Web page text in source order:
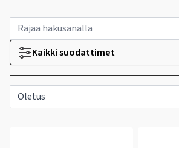
Kaikki suodattimet